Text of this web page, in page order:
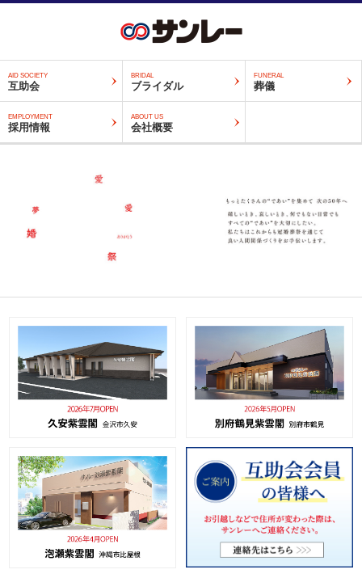
AID SOCIETY
互助会
BRIDAL
ブライダル
FUNERAL
葬儀
EMPLOYMENT
採用情報
ABOUT US
会社概要